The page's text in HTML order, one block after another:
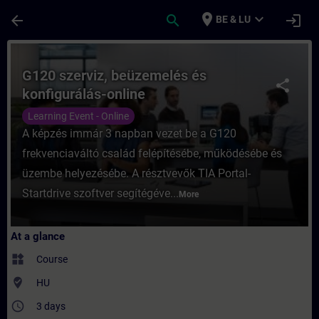
arrow_back search place BE & LU expand_more login
Course - G120 szerviz, beüzemelés és
share
G120 szerviz, beüzemelés és
konfigurálás-online
Learning Event - Online
A képzés immár 3 napban vezet be a G120
frekvenciaváltó család felépítésébe, működésébe és
üzembe helyezésébe. A résztvevők TIA Portal-
Startdrive szoftver segítégéve... More
At a glance
widgets Course
where_to_vote HU
access_time 3 days